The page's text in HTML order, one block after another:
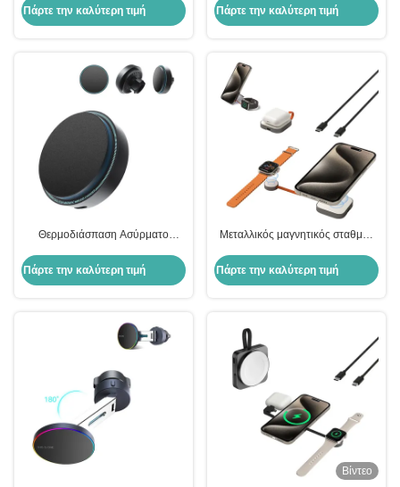
επιφάνειας γραφείου συμπαγές
αναδιπλούμενο κάλυμμα
φόρτιση
Πάρτε την καλύτερη τιμή
σε 1 ασύρματο φορτιστή
Πάρτε την καλύτερη τιμή
Θερμοδιάσπαση Ασύρματο
Magsafe Γρήγορη φόρτιση
λειτουργία με ένα χέρι
Πάρτε την καλύτερη τιμή
Μεταλλικός μαγνητικός σταθμός
μαγνητικός 2 σε 1 Magsafe Multi
Charger
Πάρτε την καλύτερη τιμή
Βίντεο